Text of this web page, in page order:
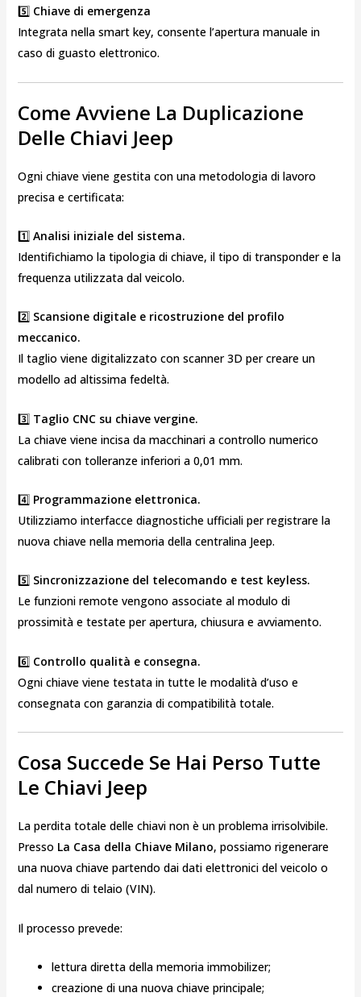
5️⃣ Chiave di emergenza
Integrata nella smart key, consente l’apertura manuale in
caso di guasto elettronico.
Come Avviene La Duplicazione
Delle Chiavi Jeep
Ogni chiave viene gestita con una metodologia di lavoro
precisa e certificata:
1️⃣ Analisi iniziale del sistema.
Identifichiamo la tipologia di chiave, il tipo di transponder e la
frequenza utilizzata dal veicolo.
2️⃣ Scansione digitale e ricostruzione del profilo
meccanico.
Il taglio viene digitalizzato con scanner 3D per creare un
modello ad altissima fedeltà.
3️⃣ Taglio CNC su chiave vergine.
La chiave viene incisa da macchinari a controllo numerico
calibrati con tolleranze inferiori a 0,01 mm.
4️⃣ Programmazione elettronica.
Utilizziamo interfacce diagnostiche ufficiali per registrare la
nuova chiave nella memoria della centralina Jeep.
5️⃣ Sincronizzazione del telecomando e test keyless.
Le funzioni remote vengono associate al modulo di
prossimità e testate per apertura, chiusura e avviamento.
6️⃣ Controllo qualità e consegna.
Ogni chiave viene testata in tutte le modalità d’uso e
consegnata con garanzia di compatibilità totale.
Cosa Succede Se Hai Perso Tutte
Le Chiavi Jeep
La perdita totale delle chiavi non è un problema irrisolvibile.
Presso La Casa della Chiave Milano, possiamo rigenerare
una nuova chiave partendo dai dati elettronici del veicolo o
dal numero di telaio (VIN).
Il processo prevede:
lettura diretta della memoria immobilizer;
creazione di una nuova chiave principale;